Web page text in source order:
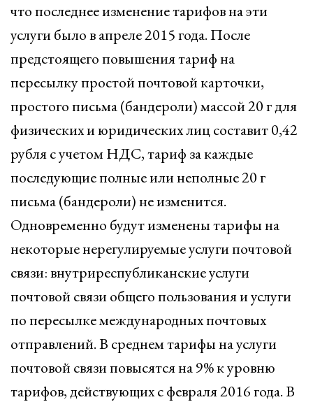
что последнее изменение тарифов на эти
услуги было в апреле 2015 года. После
предстоящего повышения тариф на
пересылку простой почтовой карточки,
простого письма (бандероли) массой 20 г для
физических и юридических лиц составит 0,42
рубля с учетом НДС, тариф за каждые
последующие полные или неполные 20 г
письма (бандероли) не изменится.
Одновременно будут изменены тарифы на
некоторые нерегулируемые услуги почтовой
связи: внутриреспубликанские услуги
почтовой связи общего пользования и услуги
по пересылке международных почтовых
отправлений. В среднем тарифы на услуги
почтовой связи повысятся на 9% к уровню
тарифов, действующих с февраля 2016 года. В